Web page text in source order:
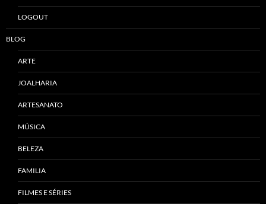
LOGOUT
BLOG
ARTE
JOALHARIA
ARTESANATO
MÚSICA
BELEZA
FAMILIA
FILMES E SÉRIES